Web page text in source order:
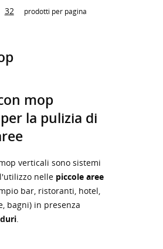
32 prodotti per pagina
mop
la pulizia di
verticali sono sistemi
nelle piccole aree
bar, ristoranti, hotel,
bagni) in presenza
.